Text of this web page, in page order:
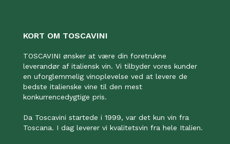
KORT OM TOSCAVINI
TOSCAVINI ønsker at være din foretrukne
leverandør af italiensk vin. Vi tilbyder vores kunder
en uforglemmelig vinoplevelse ved at levere de
bedste italienske vine til den mest
konkurrencedygtige pris.
Da Toscavini startede i 1999, var det kun vin fra
Toscana. I dag leverer vi kvalitetsvin fra hele Italien.